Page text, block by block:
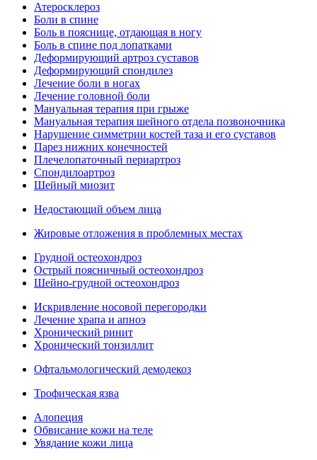
Атеросклероз
Боли в спине
Боль в пояснице, отдающая в ногу
Боль в спине под лопатками
Деформирующий артроз суставов
Деформирующий спондилез
Лечение боли в ногах
Лечение головной боли
Мануальная терапия при грыже
Мануальная терапия шейного отдела позвоночника
Нарушение симметрии костей таза и его суставов
Парез нижних конечностей
Плечелопаточный периартроз
Спондилоартроз
Шейный миозит
Недостающий объем лица
Жировые отложения в проблемных местах
Грудной остеохондроз
Острый поясничный остеохондроз
Шейно-грудной остеохондроз
Искривление носовой перегородки
Лечение храпа и апноэ
Хронический ринит
Хронический тонзиллит
Офтальмологический демодекоз
Трофическая язва
Алопеция
Обвисание кожи на теле
Увядание кожи лица